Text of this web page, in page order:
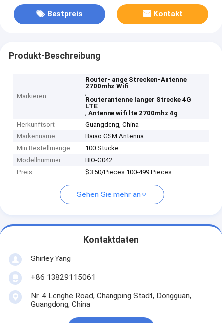
Bestpreis Kontakt
Produkt-Beschreibung
Markieren
Router-lange Strecken-Antenne
2700mhz Wifi
,
Routerantenne langer Strecke 4G
LTE
,Antenne wifi lte 2700mhz 4g
Herkunftsort
Guangdong, China
Markenname
Baiao GSM Antenna
Min Bestellmenge
100 Stücke
Modellnummer
BIO-G042
Preis
$3.50/Pieces 100-499 Pieces
Sehen Sie mehr an
Kontaktdaten
Shirley Yang
+86 13829115061
Nr. 4 Longhe Road, Changping Stadt, Dongguan,
Guangdong, China